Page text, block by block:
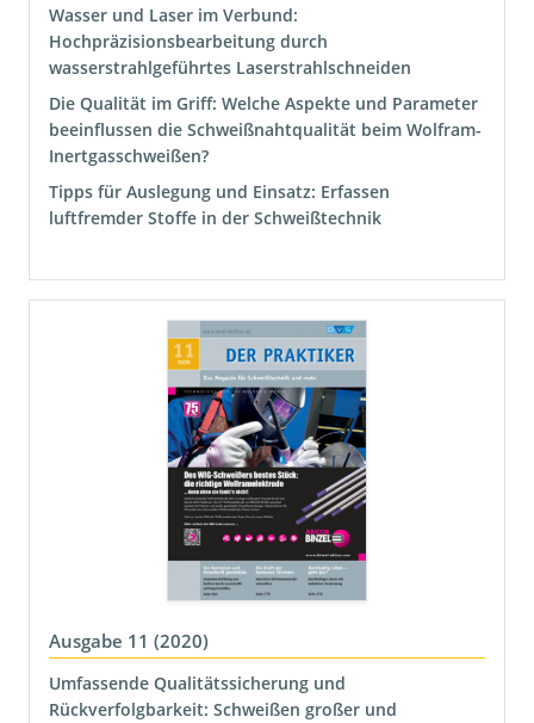
Wasser und Laser im Verbund:
Hochpräzisionsbearbeitung durch
wasserstrahlgeführtes Laserstrahlschneiden
Die Qualität im Griff: Welche Aspekte und Parameter
beeinflussen die Schweißnahtqualität beim Wolfram-
Inertgasschweißen?
Tipps für Auslegung und Einsatz: Erfassen
luftfremder Stoffe in der Schweißtechnik
Ausgabe 11 (2020)
Umfassende Qualitätssicherung und
Rückverfolgbarkeit: Schweißen großer und